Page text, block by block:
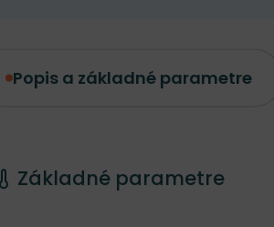
Popis a základné parametre
Popis a základné parametre
Základné parametre